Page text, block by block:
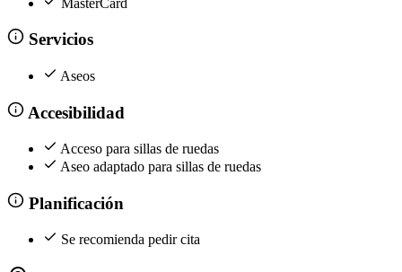
Servicios
Aseos
Accesibilidad
Acceso para sillas de ruedas
Aseo adaptado para sillas de ruedas
Planificación
Se recomienda pedir cita